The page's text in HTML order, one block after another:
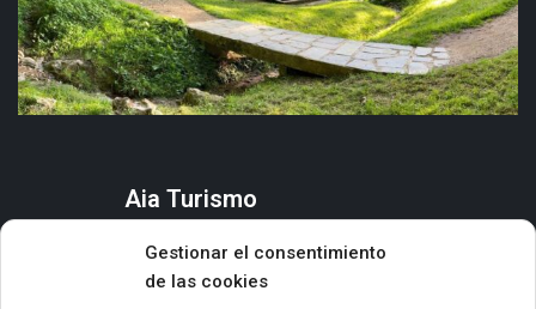
Gestionar el consentimiento
de las cookies
Aia Turismo
QUÉ HACER